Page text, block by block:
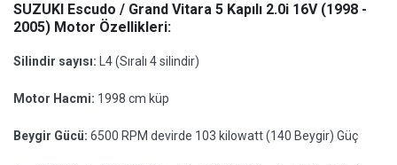
SUZUKI Escudo / Grand Vitara 5 Kapılı 2.0i 16V (1998 -
2005) Motor Özellikleri:
Silindir sayısı: L4 (Sıralı 4 silindir)
Motor Hacmi: 1998 cm küp
Beygir Gücü: 6500 RPM devirde 103 kilowatt (140 Beygir) Güç